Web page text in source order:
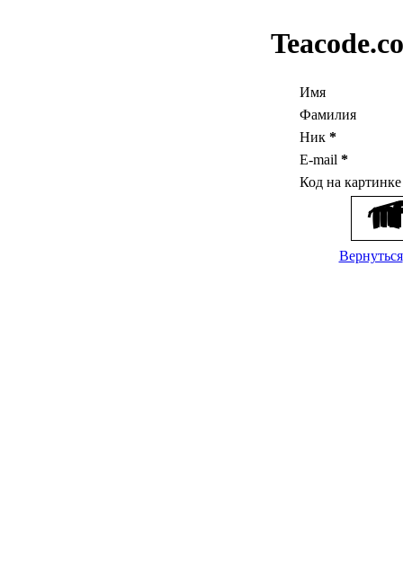
Имя
Фамилия
Ник *
E-mail *
Код на
Вернуться